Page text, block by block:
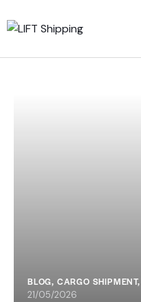
BLOG, CARGO SHIPMENT,
21/05/2026